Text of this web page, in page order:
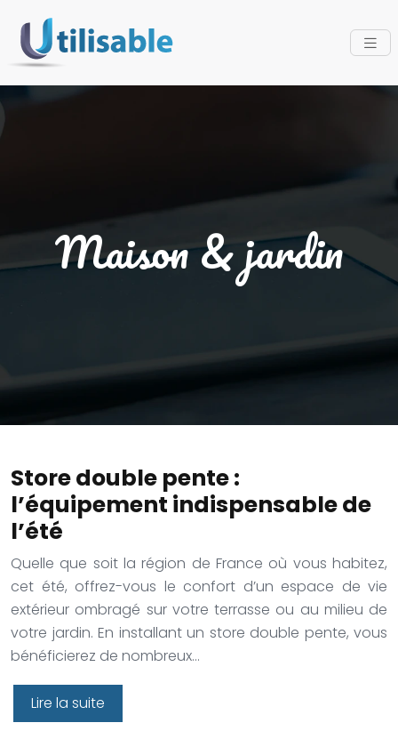
Maison & jardin
Store double pente :
l’équipement indispensable de
l’été
Quelle que soit la région de France où vous habitez,
cet été, offrez-vous le confort d’un espace de vie
extérieur ombragé sur votre terrasse ou au milieu de
votre jardin. En installant un store double pente, vous
bénéficierez de nombreux…
Lire la suite